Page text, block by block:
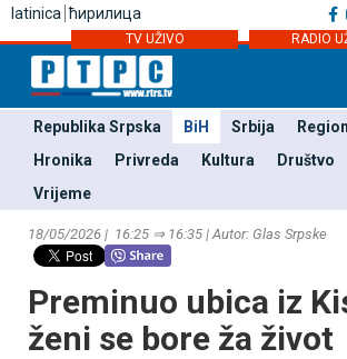
latinica ћирилица
TV UŽIVO RADIO
Republika Srpska BiH Srbija Region
Hronika
Privreda Kultura Društvo
Vrijeme
18/05/2026 | 16:25 ⇒ 16:35 | Autor: Glas Srpske
Preminuo ubica iz
ženi se bore ža život